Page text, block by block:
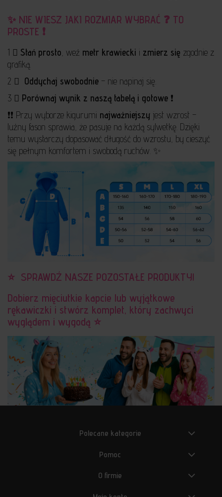
✨ NIE WIESZ JAKI ROZMIAR WYBRAĆ ❓ TO
PROSTE ❗️
1 ️⃣ Stań prosto , weź metr krawiecki i zmierz się zgodnie z
grafiką.
2 ️⃣ Oddychaj swobodnie – nie napinaj się.
3 ️⃣ Porównaj wynik z naszą tabelą i gotowe ❗️
❗️❗️ Przy wyborze kigurumi najważniejszy jest wzrost –
luźny fason sprawia, że pasuje na każdą sylwetkę. Dzięki
temu wystarczy dopasować długość do wzrostu, by cieszyć
się pełnym komfortem i swobodą ruchów. ✨
⭐ ️ SPRAWDŹ NASZE POZOSTAŁE PRODUKTY!
Dobierz mięciutkie kapcie lub wyjątkowe
rękawiczki i stwórz komplet, który zachwyci
wyglądem i wygodą ⭐ ️
Polecane kategorie
Pomoc
O firmie